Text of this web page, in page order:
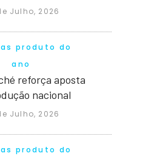
Julho, 2026
produto do
ano
reforça aposta
nacional
Julho, 2026
produto do